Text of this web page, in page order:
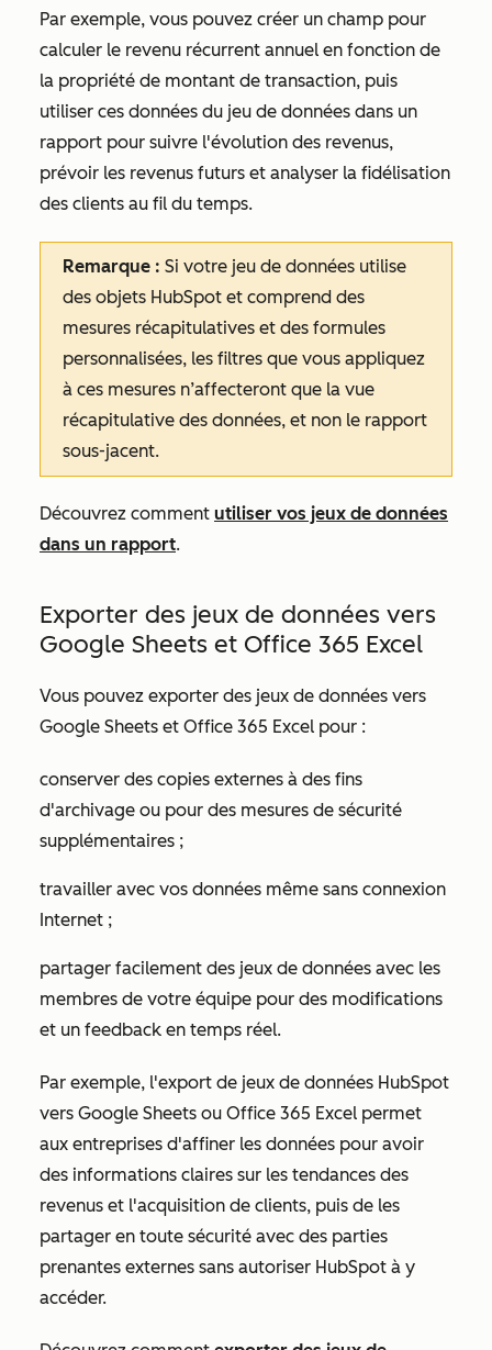
Par exemple, vous pouvez créer un champ pour
calculer le revenu récurrent annuel en fonction de
la propriété de montant de transaction, puis
utiliser ces données du jeu de données dans un
rapport pour suivre l'évolution des revenus,
prévoir les revenus futurs et analyser la fidélisation
des clients au fil du temps.
Remarque : Si votre jeu de données utilise
des objets HubSpot et comprend des
mesures récapitulatives et des formules
personnalisées, les filtres que vous appliquez
à ces mesures n’affecteront que la vue
récapitulative des données, et non le rapport
sous-jacent.
Découvrez comment utiliser vos jeux de données
dans un rapport.
Exporter des jeux de données vers
Google Sheets et Office 365 Excel
Vous pouvez exporter des jeux de données vers
Google Sheets et Office 365 Excel pour :
conserver des copies externes à des fins
d'archivage ou pour des mesures de sécurité
supplémentaires ;
travailler avec vos données même sans connexion
Internet ;
partager facilement des jeux de données avec les
membres de votre équipe pour des modifications
et un feedback en temps réel.
Par exemple, l'export de jeux de données HubSpot
vers Google Sheets ou Office 365 Excel permet
aux entreprises d'affiner les données pour avoir
des informations claires sur les tendances des
revenus et l'acquisition de clients, puis de les
partager en toute sécurité avec des parties
prenantes externes sans autoriser HubSpot à y
accéder.